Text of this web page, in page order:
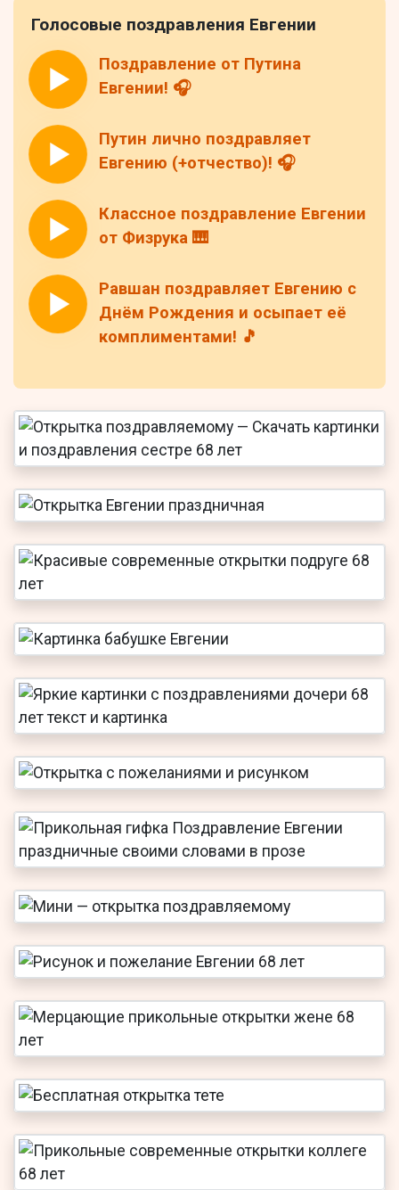
Голосовые поздравления Евгении
Поздравление от Путина
Евгении! 🎧
Путин лично поздравляет
Евгению (+отчество)! 🎧
Классное поздравление Евгении
от Физрука 🎹
Равшан поздравляет Евгению с
Днём Рождения и осыпает её
комплиментами! 🎵